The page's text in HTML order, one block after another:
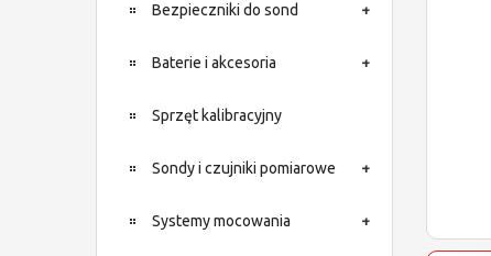
Bezpieczniki do sond
Baterie i akcesoria
Sprzęt kalibracyjny
Sondy i czujniki pomiarowe
Systemy mocowania